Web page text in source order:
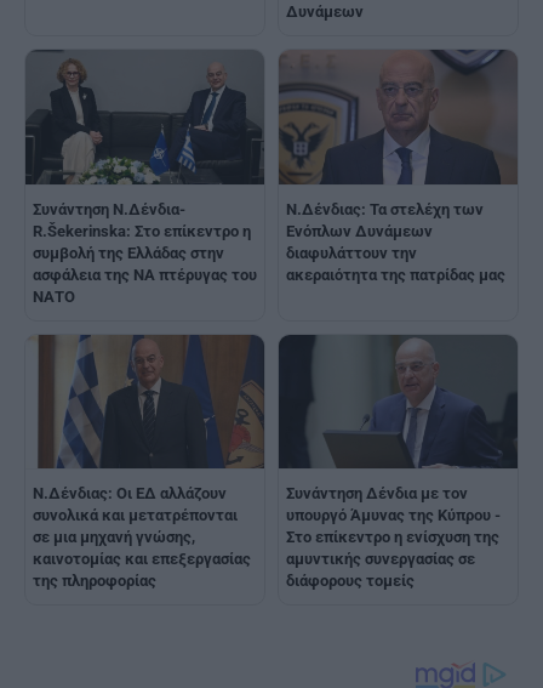
Δυνάμεων
Συνάντηση Ν.Δένδια-
R.Šekerinska: Στο επίκεντρο η
συμβολή της Ελλάδας στην
ασφάλεια της ΝΑ πτέρυγας του
ΝΑΤΟ
Ν.Δένδιας: Τα στελέχη των
Ενόπλων Δυνάμεων
διαφυλάττουν την
ακεραιότητα της πατρίδας μας
Ν.Δένδιας: Οι ΕΔ αλλάζουν
συνολικά και μετατρέπονται
σε μια μηχανή γνώσης,
καινοτομίας και επεξεργασίας
της πληροφορίας
Συνάντηση Δένδια με τον
υπουργό Άμυνας της Κύπρου -
Στο επίκεντρο η ενίσχυση της
αμυντικής συνεργασίας σε
διάφορους τομείς